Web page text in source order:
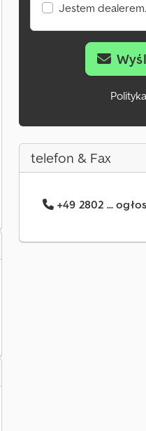
Jestem dealerem.
telefon & Fax
+49 2802 ...